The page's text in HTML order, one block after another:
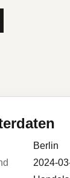
Berlin
2024-